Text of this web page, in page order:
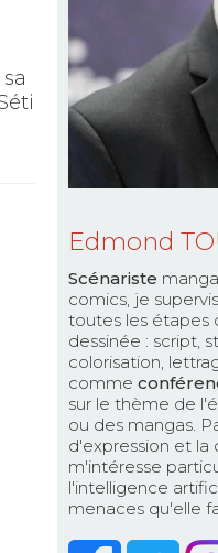
Edmond
Scénariste
comics, je
toutes les étapes
dessinée : script,
colorisation,
comme
sur le thème de
ou des mangas.
d'expression et la
m'intéresse
l'intelligence
menaces qu'elle